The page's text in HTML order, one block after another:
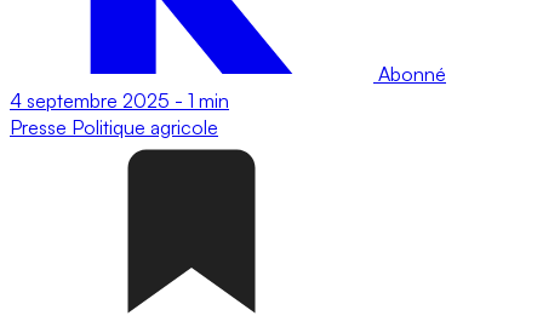
Abonné
4 septembre 2025 - 1 min
Presse Politique agricole